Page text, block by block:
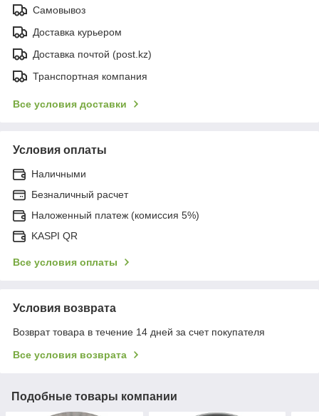
Самовывоз
Доставка курьером
Доставка почтой (post.kz)
Транспортная компания
Все условия доставки
Условия оплаты
Наличными
Безналичный расчет
Наложенный платеж (комиссия 5%)
KASPI QR
Все условия оплаты
Условия возврата
Возврат товара в течение 14 дней за счет покупателя
Все условия возврата
Подобные товары компании